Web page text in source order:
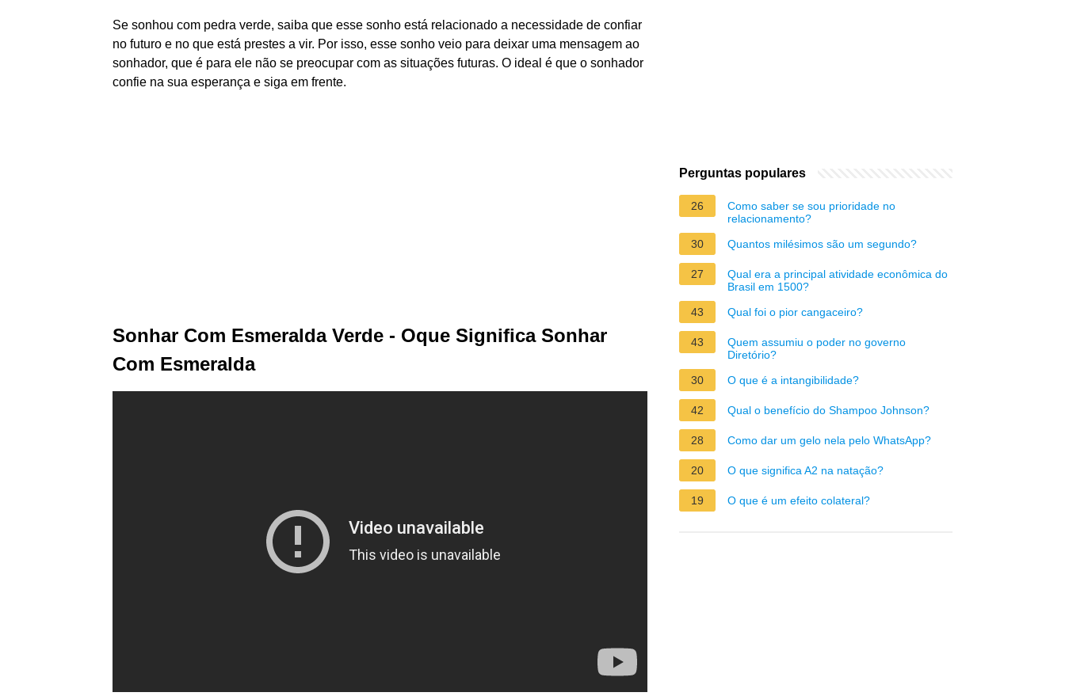
Se sonhou com pedra verde, saiba que esse sonho está relacionado a necessidade de confiar
no futuro e no que está prestes a vir. Por isso, esse sonho veio para deixar uma mensagem ao
sonhador, que é para ele não se preocupar com as situações futuras. O ideal é que o sonhador
confie na sua esperança e siga em frente.
Sonhar Com Esmeralda Verde - Oque Significa Sonhar
Com Esmeralda
Perguntas populares
26
Como saber se sou prioridade no
relacionamento?
30
Quantos milésimos são um segundo?
27
Qual era a principal atividade econômica do
Brasil em 1500?
43
Qual foi o pior cangaceiro?
43
Quem assumiu o poder no governo
Diretório?
30
O que é a intangibilidade?
42 Qual o benefício do Shampoo Johnson?
28 Como dar um gelo nela pelo WhatsApp?
20 O que significa A2 na natação?
19 O que é um efeito colateral?